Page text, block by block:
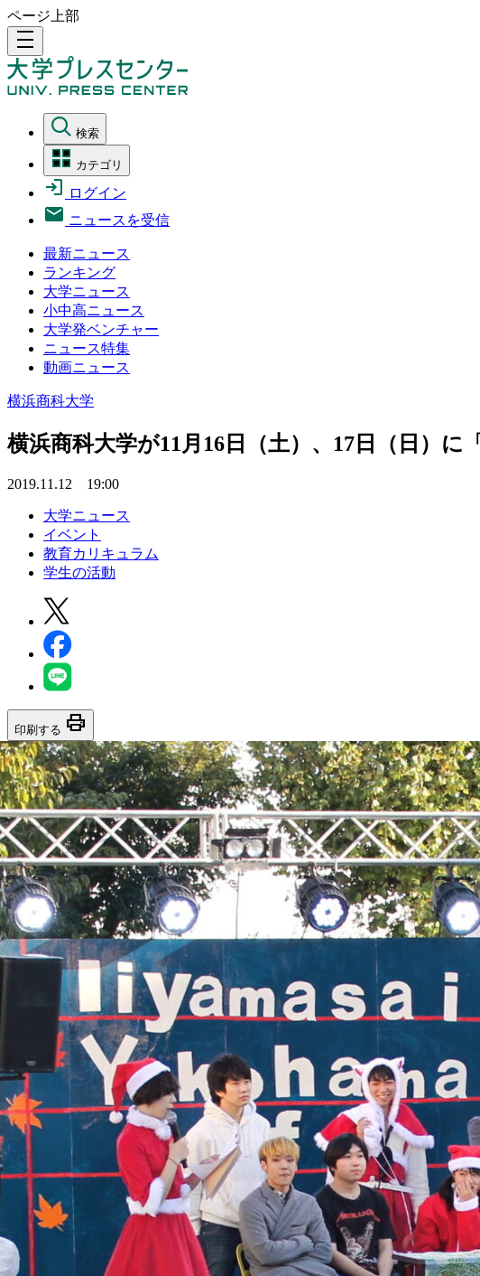
ページ上部
density_medium
検索
カテゴリ
ログイン
ニュースを受信
最新ニュース
ランキング
大学ニュース
小中高ニュース
大学発ベンチャー
ニュース特集
動画ニュース
横浜商科大学
横浜商科大学が11月16日（土）、17日（日）
2019.11.12 19:00
大学ニュース
イベント
教育カリキュラム
学生の活動
印刷する print